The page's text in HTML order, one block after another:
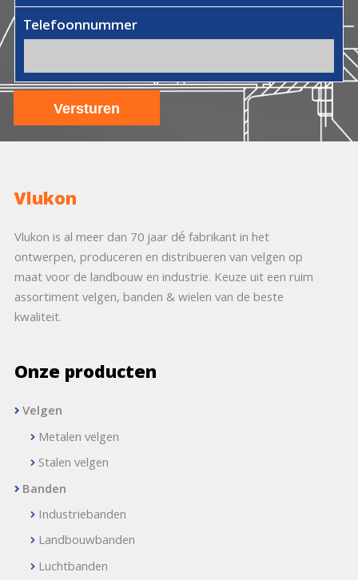
Telefoonnummer
Vlukon
Vlukon is al meer dan 70 jaar dé fabrikant in het
ontwerpen, produceren en distribueren van velgen op
maat voor de landbouw en industrie. Keuze uit een ruim
assortiment velgen, banden & wielen van de beste
kwaliteit.
Onze producten
Velgen
Metalen velgen
Stalen velgen
Banden
Industriebanden
Landbouwbanden
Luchtbanden